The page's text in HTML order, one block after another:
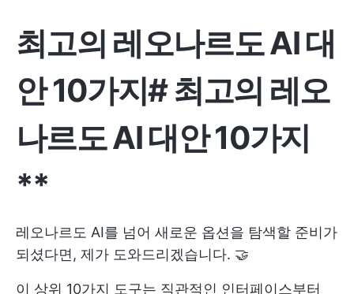
최고의 레오나르도 AI 대
안 10가지#최고의 레오
나르도 AI 대안 10가지
**
레오나르도 AI를 넘어 새로운 옵션을 탐색할 준비가
되셨다면, 제가 도와드리겠습니다. 🤝
이 상위 10가지 도구는 직관적인 인터페이스부터